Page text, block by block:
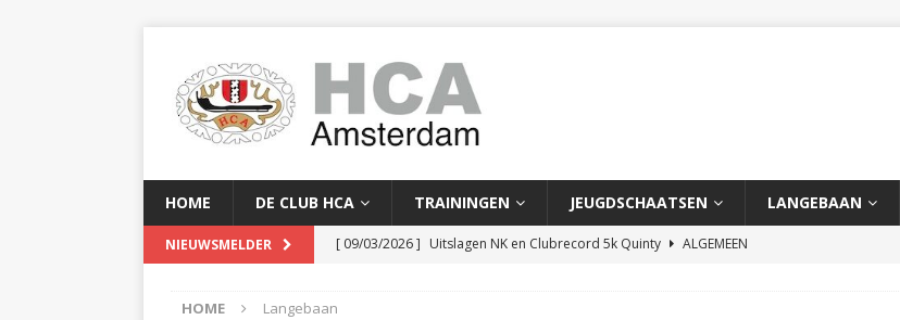
HOME DE CLUB HCA TRAININGEN JEUGDSCHAATSEN LANGEBAAN
NIEUWSMELDER [ 09/03/2026 ] Uitslagen NK en Clubrecord 5k Quinty
ALGEMEEN
HOME Langebaan